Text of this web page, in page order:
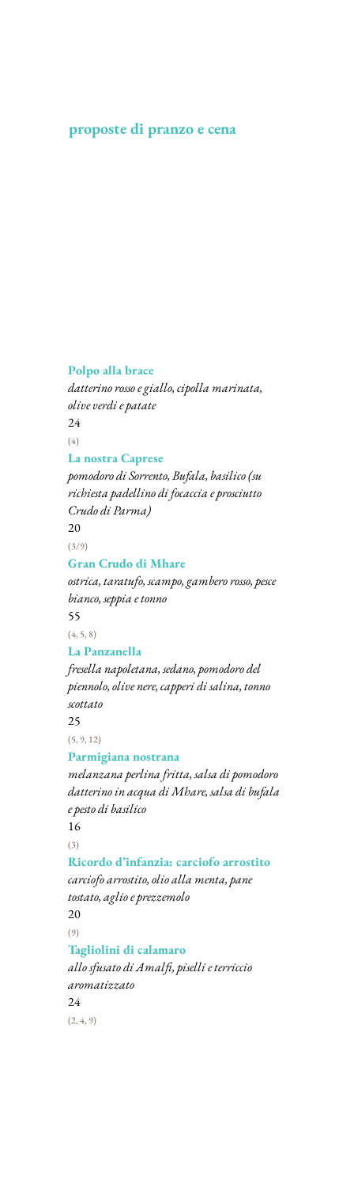
proposte di pranzo e cena
Polpo alla brace
datterino rosso e giallo, cipolla marinata,
olive verdi e patate
24
(4)
La nostra Caprese
pomodoro di Sorrento, Bufala, basilico (su
richiesta padellino di focaccia e prosciutto
Crudo di Parma)
20
(3/9)
Gran Crudo di Mhare
ostrica, taratufo, scampo, gambero rosso, pesce
bianco, seppia e tonno
55
(4, 5, 8)
La Panzanella
fresella napoletana, sedano, pomodoro del
piennolo, olive nere, capperi di salina, tonno
scottato
25
(5, 9, 12)
Parmigiana nostrana
melanzana perlina fritta, salsa di pomodoro
datterino in acqua di Mhare, salsa di bufala
e pesto di basilico
16
(3)
Ricordo d’infanzia: carciofo arrostito
carciofo arrostito, olio alla menta, pane
tostato, aglio e prezzemolo
20
(9)
Tagliolini di calamaro
allo sfusato di Amalfi, piselli e terriccio
aromatizzato
24
(2, 4, 9)